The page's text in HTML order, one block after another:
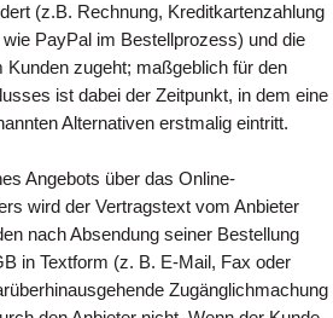
(z.B. Rechnung, Kreditkartenzahlung
PayPal im Bestellprozess) und die
Kunden zugeht; maßgeblich für den
ist dabei der Zeitpunkt, in dem eine
Alternativen erstmalig eintritt.
Angebots über das Online-
wird der Vertragstext vom Anbieter
nach Absendung seiner Bestellung
in Textform (z. B. E-Mail, Fax oder
Zugänglichmachung